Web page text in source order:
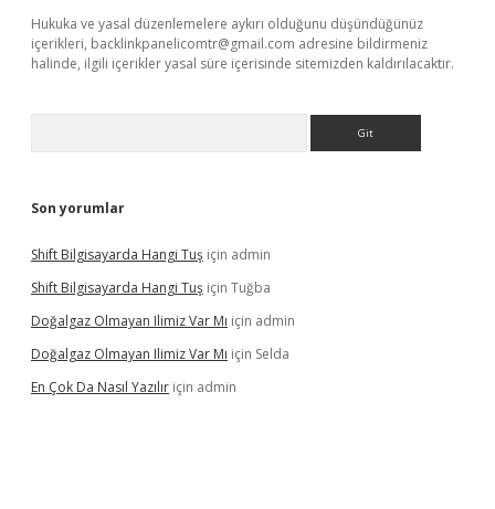
Hukuka ve yasal düzenlemelere aykırı olduğunu düşündüğünüz
içerikleri, backlinkpanelicomtr@gmail.com adresine bildirmeniz
halinde, ilgili içerikler yasal süre içerisinde sitemizden kaldırılacaktır.
Son yorumlar
Shift Bilgisayarda Hangi Tuş için admin
Shift Bilgisayarda Hangi Tuş için Tuğba
Doğalgaz Olmayan Ilimiz Var Mı için admin
Doğalgaz Olmayan Ilimiz Var Mı için Selda
En Çok Da Nasıl Yazılır için admin